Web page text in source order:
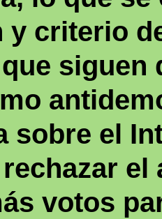
y criterio
siguen
sobre el
votos